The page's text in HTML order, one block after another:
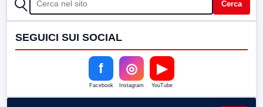
Cerca
SEGUICI SUI SOCIAL
f
Facebook
◎
Instagram
▶
YouTube